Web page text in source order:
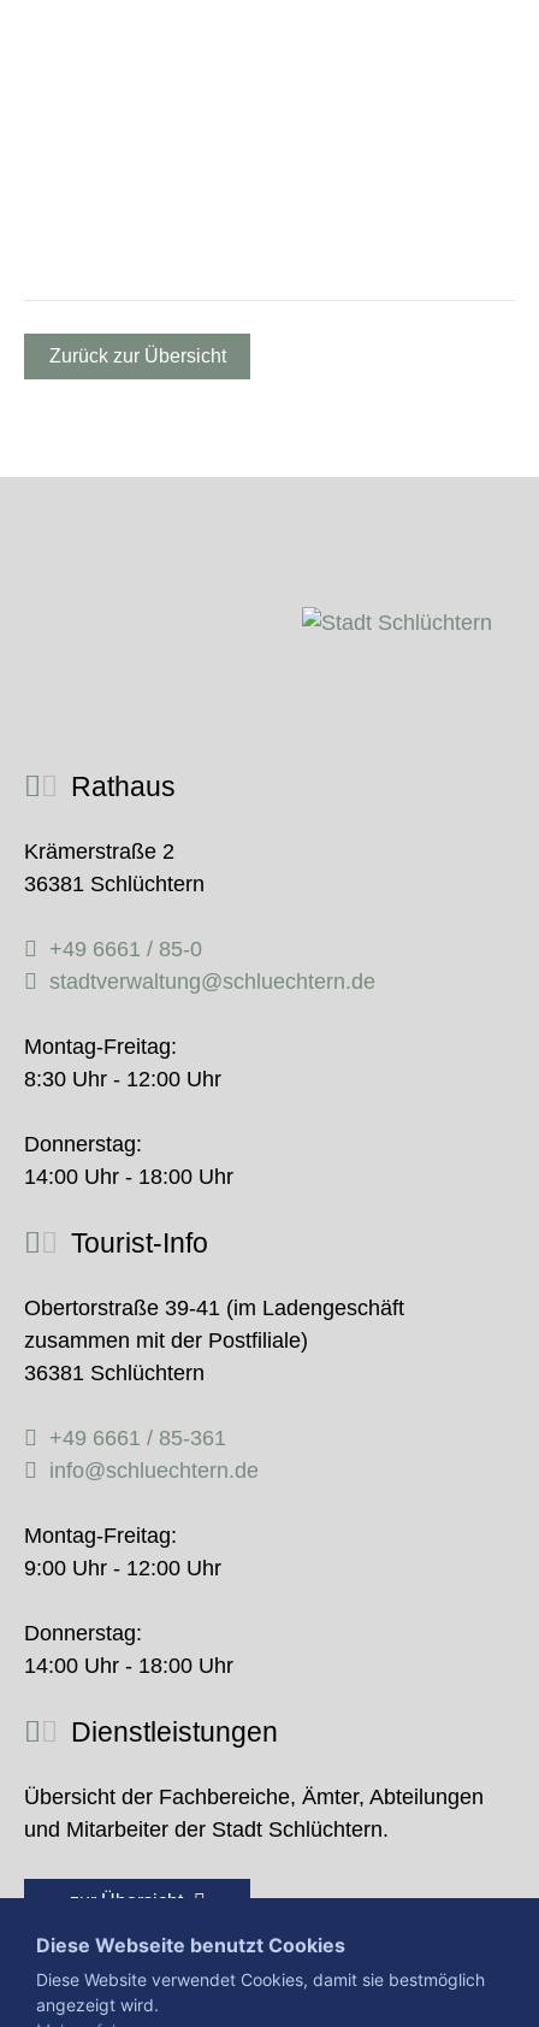
Zurück zur Übersicht
Rathaus
Krämerstraße 2
36381 Schlüchtern
+49 6661 / 85-0
stadtverwaltung@schluechtern.de
Montag-Freitag:
8:30 Uhr - 12:00 Uhr
Donnerstag:
14:00 Uhr - 18:00 Uhr
Tourist-Info
Obertorstraße 39-41 (im Ladengeschäft
zusammen mit der Postfiliale)
36381 Schlüchtern
+49 6661 / 85-361
info@schluechtern.de
Montag-Freitag:
9:00 Uhr - 12:00 Uhr
Donnerstag:
14:00 Uhr - 18:00 Uhr
Dienstleistungen
Übersicht der Fachbereiche, Ämter, Abteilungen
und Mitarbeiter der Stadt Schlüchtern.
zur Übersicht
Diese Webseite benutzt Cookies
Diese Website verwendet Cookies, damit sie bestmöglich
angezeigt wird.